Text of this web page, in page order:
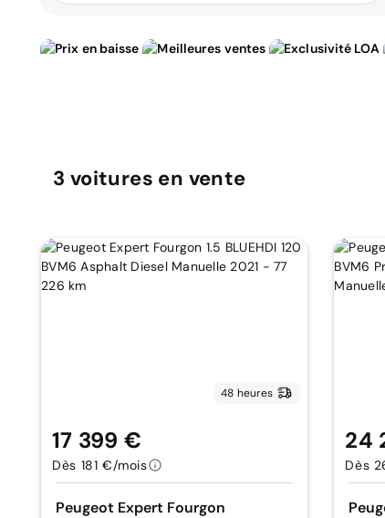
3 voitures en vente
48 heures
Peugeot Expert Fourgon
17 399 €
Dès 181 €/mois
24
Dès